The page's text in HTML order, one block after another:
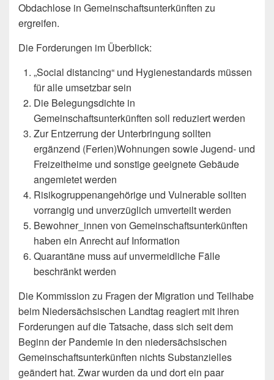
Obdachlose in Gemeinschaftsunterkünften zu
ergreifen.
Die Forderungen im Überblick:
„Social distancing“ und Hygienestandards müssen
für alle umsetzbar sein
Die Belegungsdichte in
Gemeinschaftsunterkünften soll reduziert werden
Zur Entzerrung der Unterbringung sollten
ergänzend (Ferien)Wohnungen sowie Jugend- und
Freizeitheime und sonstige geeignete Gebäude
angemietet werden
Risikogruppenangehörige und Vulnerable sollten
vorrangig und unverzüglich umverteilt werden
Bewohner_innen von Gemeinschaftsunterkünften
haben ein Anrecht auf Information
Quarantäne muss auf unvermeidliche Fälle
beschränkt werden
Die Kommission zu Fragen der Migration und Teilhabe
beim Niedersächsischen Landtag reagiert mit ihren
Forderungen auf die Tatsache, dass sich seit dem
Beginn der Pandemie in den niedersächsischen
Gemeinschaftsunterkünften nichts Substanzielles
geändert hat. Zwar wurden da und dort ein paar